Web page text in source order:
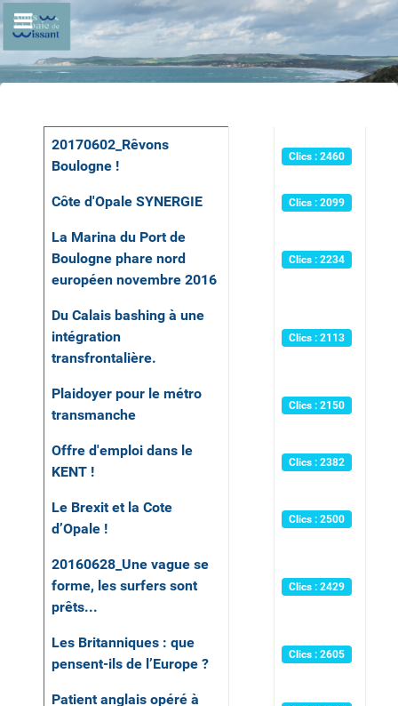
Articles
Titre Auteur Clics
20170602_Rêvons
Boulogne !
Clics : 2460
Côte d'Opale SYNERGIE Clics : 2099
La Marina du Port de
Boulogne phare nord
européen novembre 2016
Clics : 2234
Du Calais bashing à une
intégration
transfrontalière.
Clics : 2113
Plaidoyer pour le métro
transmanche
Clics : 2150
Offre d'emploi dans le
KENT !
Clics : 2382
Le Brexit et la Cote
d’Opale !
Clics : 2500
20160628_Une vague se
forme, les surfers sont
prêts...
Clics : 2429
Les Britanniques : que
pensent-ils de l’Europe ?
Clics : 2605
Patient anglais opéré à